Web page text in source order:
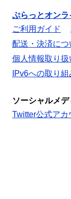
ぷらっとオンラ
ご利用ガイド
配送・決済につ
個人情報取り扱
IPv6への取り組
ソーシャルメデ
Twitter公式アカ